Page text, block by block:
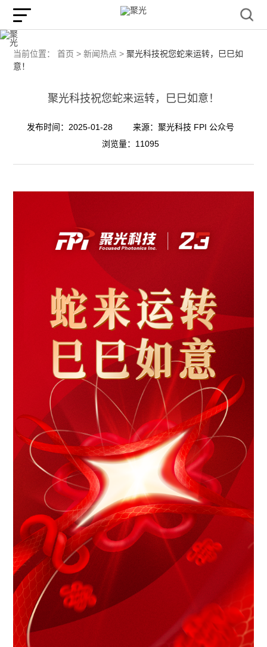
当前位置： 首页 > 新闻热点 > 聚光科技祝您蛇来运转，巳巳如
意！
聚光科技祝您蛇来运转，巳巳如意！
发布时间：2025-01-28
来源：聚光科技 FPI 公众号
浏览量：11095